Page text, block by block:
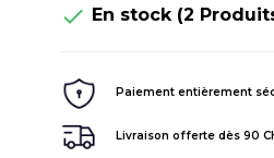
 En stock (2
Paiement entièrement
Livraison offerte dès 90